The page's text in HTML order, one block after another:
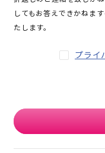
してもお答えできかねま
たします。
プライ